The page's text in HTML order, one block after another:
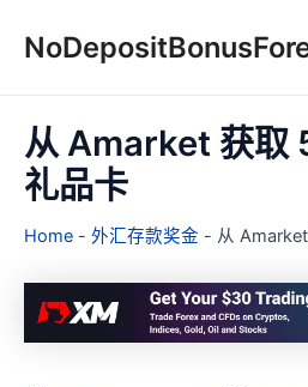
从 Amarket 获取
礼品卡
Home - 外汇存款奖金 - 从